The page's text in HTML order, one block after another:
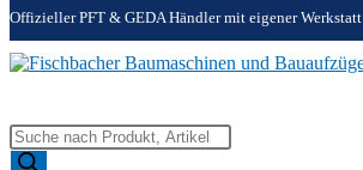
Offizieller PFT & GEDA Händler mit eigener Werkstatt
Products
search